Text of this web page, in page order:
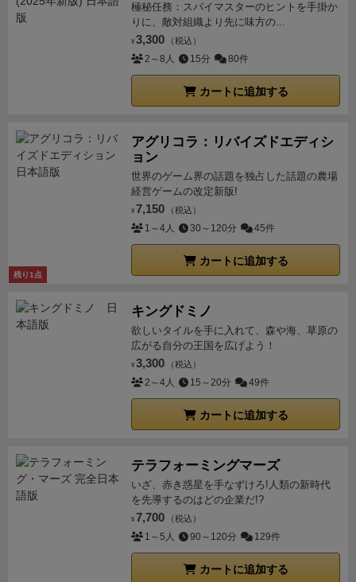
極秘任務：スパイマスターのヒントを手掛か
りに、敵対組織より先に味方の...
¥ 3,300 （税込）
2～8人 15分 80件
カートに追加する
残り1点
アグリコラ：リバイズドエディシ
ョン
世界のゲーム界の話題を独占した話題の農場
経営ゲームの改定新版!
¥ 7,150 （税込）
1～4人 30～120分 45件
カートに追加する
キングドミノ
欲しいタイルを手に入れて、森や海、草原の
広がる自分の王国を広げよう！
¥ 3,300 （税込）
2～4人 15～20分 49件
カートに追加する
テラフォーミングマーズ
いざ、赤き惑星を手なずけろ!人類の新時代
を先導するのはどの企業だ!?
¥ 7,700 （税込）
1～5人 90～120分 129件
カートに追加する